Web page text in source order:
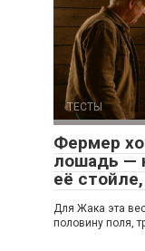
ТЕСТЫ
Фермер
лошадь —
её
Для Жака эта
половину поля,